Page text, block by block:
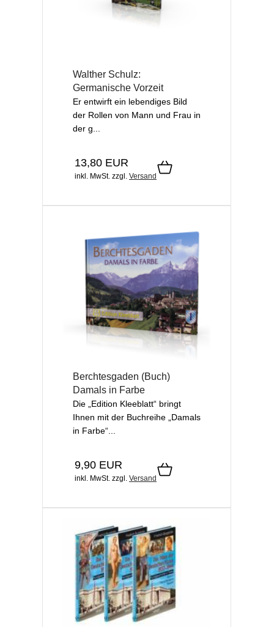
Walther Schulz:
Germanische Vorzeit
Er entwirft ein lebendiges Bild
der Rollen von Mann und Frau in
der g...
13,80 EUR
inkl. MwSt. zzgl. Versand
Berchtesgaden (Buch)
Damals in Farbe
Die „Edition Kleeblatt“ bringt
Ihnen mit der Buchreihe „Damals
in Farbe“...
9,90 EUR
inkl. MwSt. zzgl. Versand